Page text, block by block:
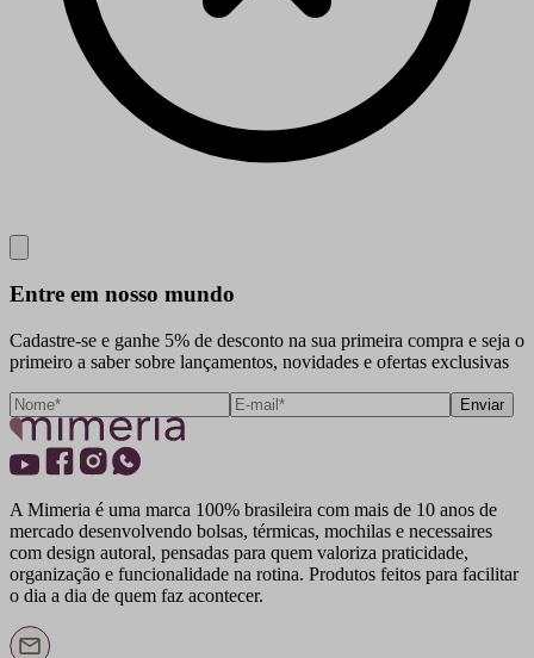
Entre em nosso mundo
Cadastre-se e ganhe 5% de desconto na sua primeira compra e seja o
primeiro a saber sobre lançamentos, novidades e ofertas exclusivas
Enviar
A Mimeria é uma marca 100% brasileira com mais de 10 anos de
mercado desenvolvendo bolsas, térmicas, mochilas e necessaires
com design autoral, pensadas para quem valoriza praticidade,
organização e funcionalidade na rotina. Produtos feitos para facilitar
o dia a dia de quem faz acontecer.